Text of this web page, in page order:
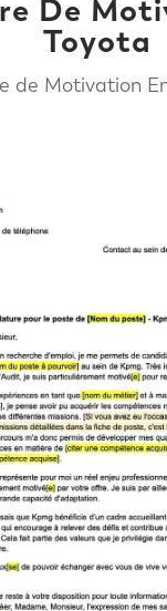
De
Toyota
de Motivation